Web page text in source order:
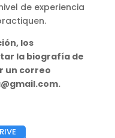
de experiencia
los
la biografía de
un correo